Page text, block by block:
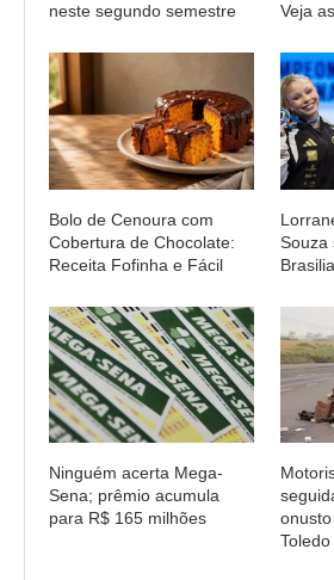
neste segundo semestre
Veja
Bolo de Cenoura com
Cobertura de Chocolate:
Receita Fofinha e Fácil
Souza
Ninguém acerta Mega-
Sena; prêmio acumula
para R$ 165 milhões
Toledo